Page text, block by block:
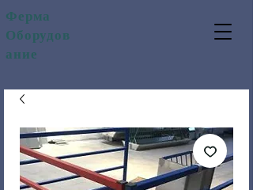
Ферма
Оборудов
ание